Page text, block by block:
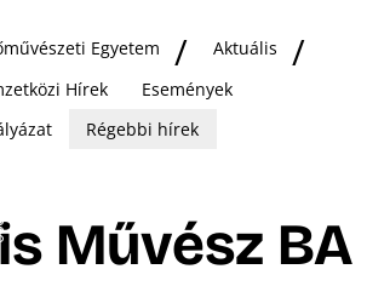
Egyetem
Aktuális
Hírek
Események
Régebbi hírek
Művész BA